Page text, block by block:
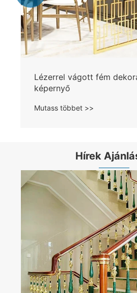
Lézerrel vágott fém
képernyő
Mutass többet >>
Hírek